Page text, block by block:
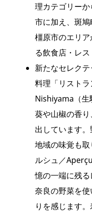
理カテゴリー
市に加え、斑鳩
橿原市のエリ
る飲食店・レス
新たなセレク
料理「リスト
Nishiyama（生
葵や山椒の香
出しています。
地域の味覚も
ルシュ／
憶の一端に残
奈良の野菜を
りを感じます